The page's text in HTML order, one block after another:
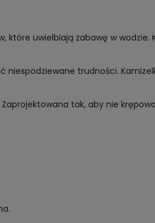
które uwielbiają zabawę w
trudności.
tak, aby nie